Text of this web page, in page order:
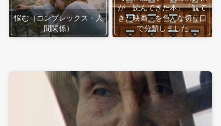
悩む（コンプレックス・人
間関係）
が「読んできた本」「観て
きた映画」を色んな切り口
で分類しました